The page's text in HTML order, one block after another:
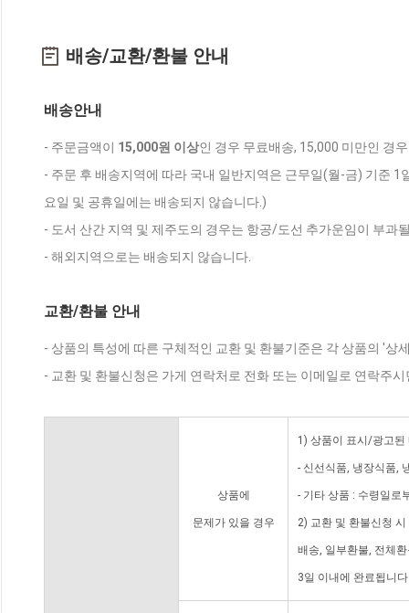
배송/교환/환불 안내
배송안내
- 주문금액이 15,000원 이상인 경우 무료배송, 15,000 미만인 경
- 주문 후 배송지역에 따라 국내 일반지역은 근무일(월-금) 기준
요일 및 공휴일에는 배송되지 않습니다.)
- 도서 산간 지역 및 제주도의 경우는 항공/도선 추가운임이 부과
- 해외지역으로는 배송되지 않습니다.
교환/환불 안내
- 상품의 특성에 따른 구체적인 교환 및 환불기준은 각 상품의 '상
- 교환 및 환불신청은 가게 연락처로 전화 또는 이메일로 연락주
상품에
문제가 있을 경우
1) 상품이 표시/광고된
- 신선식품, 냉장식품,
- 기타 상품 : 수령일로
2) 교환 및 환불신청
배송, 일부환불, 전체
3일 이내에 완료됩니